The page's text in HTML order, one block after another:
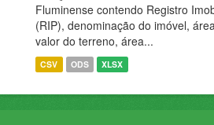
Fluminense contendo Registro
(RIP), denominação do imóvel,
valor do terreno, área...
CSV ODS XLSX